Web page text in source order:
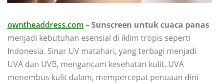
owntheaddress.com –Sunscreen untuk cuaca panas
menjadi kebutuhan esensial di iklim tropis seperti
Indonesia. Sinar UV matahari, yang terbagi menjadi
UVA dan UVB, mengancam kesehatan kulit. UVA
menembus kulit dalam, mempercepat penuaan dini